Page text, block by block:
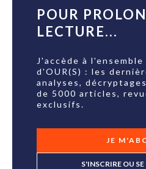
POUR
LECTURE...
J'accède à
d'OUR(S) : les
analyses,
de 5000 articles,
exclusifs.
JE
S'INSCRIRE OU